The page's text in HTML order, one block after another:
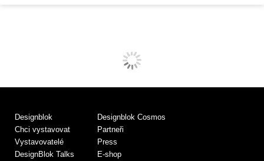
Designblok
Chci vystavovat
Vystavovatelé
DesignBlok Talks
Designblok Cosmos
Partneři
Press
E-shop